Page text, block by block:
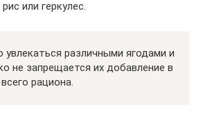
или геркулес.
увлекаться различными ягодами и
не запрещается их добавление в
рациона.